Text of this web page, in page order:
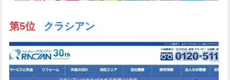
第5位 クラシアン